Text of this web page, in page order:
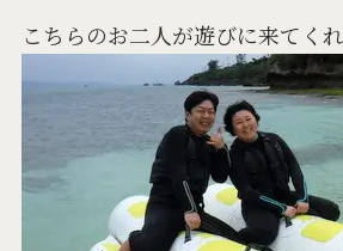
こちらのお二人が遊びに来てく